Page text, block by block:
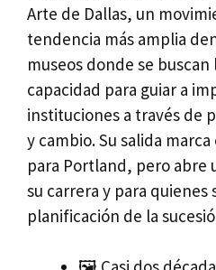
Arte de Dallas, un
tendencia más amplia
museos donde se
capacidad para guiar a
instituciones a través de
y cambio. Su salida
para Portland, pero abre
su carrera y para quienes
planificación de la